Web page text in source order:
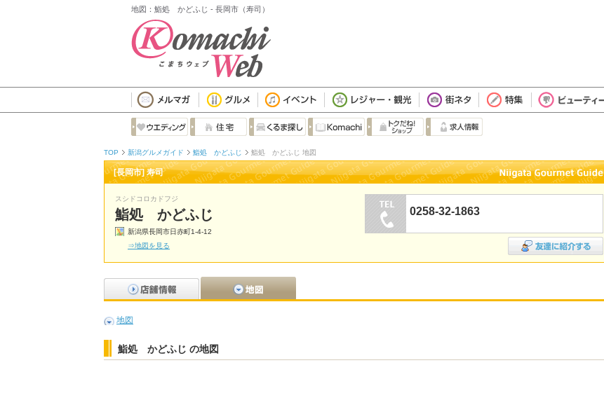
地図：鮨処 かどふじ - 長岡市（寿司）
TOP 新潟グルメガイド 鮨処 かどふじ 鮨処 かどふじ 地図
[長岡市] 寿司
スシドコロカドフジ
鮨処 かどふじ
新潟県長岡市日赤町1-4-12
⇒地図を見る
0258-32-1863
地図
鮨処 かどふじ の地図